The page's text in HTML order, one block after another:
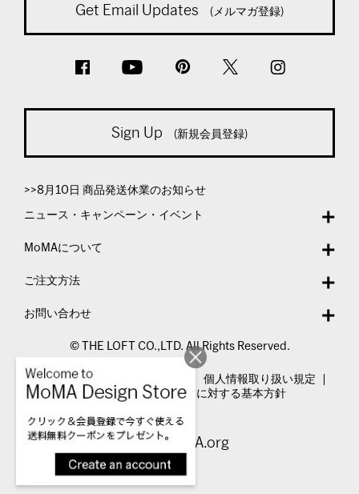
Get Email Updates (メルマガ登録)
Sign Up (新規会員登録)
>>8月10日 商品発送休業のお知らせ
ニュース・キャンペーン・イベント
MoMAについて
ご注文方法
お問い合わせ
© THE LOFT CO.,LTD. All Rights Reserved.
特定商取引法表示
個人情報取り扱い規定
カスタマーハラスメントに対する基本方針
Visit MoMA.org